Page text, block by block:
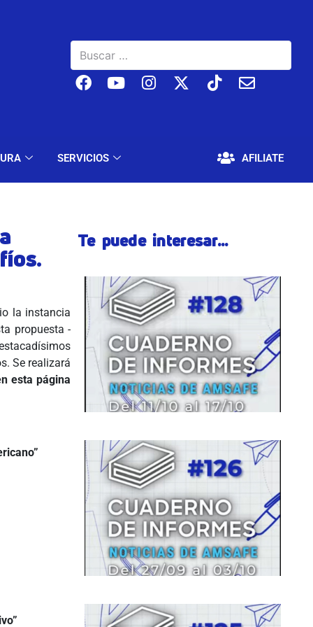
SERVICIOS AFILIATE
EDUCACIÓN Y CULTURA SERVICIOS
la instancia
propuesta -
Se realizará
esta página
Te puede interesar...